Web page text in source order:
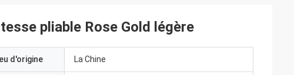
pliable Rose Gold légère
d'origine La Chine